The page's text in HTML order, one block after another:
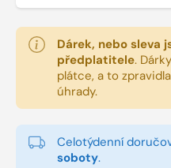
Dárek, nebo sleva
předplatitele.
plátce, a to
úhrady.
Celotýdenní
soboty.